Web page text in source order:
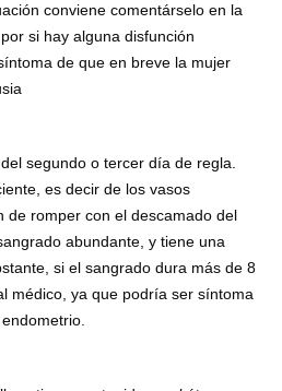
conviene comentárselo en la
si hay alguna disfunción
de que en breve la mujer
segundo o tercer día de regla.
es decir de los vasos
de romper con el descamado del
abundante, y tiene una
si el sangrado dura más de 8
médico, ya que podría ser síntoma